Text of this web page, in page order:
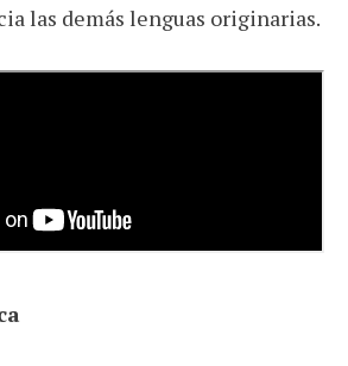
las demás lenguas originarias.